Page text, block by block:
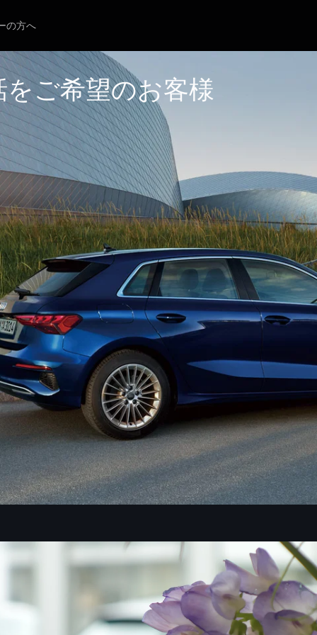
の方へ
ご希望のお客様